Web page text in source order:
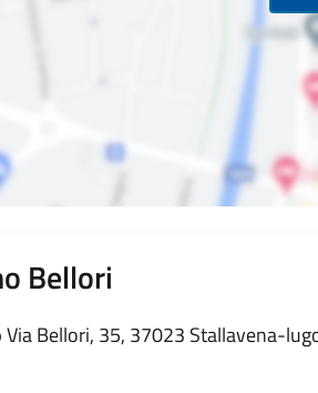
Bellori
Via Bellori, 35, 37023 Stallavena-